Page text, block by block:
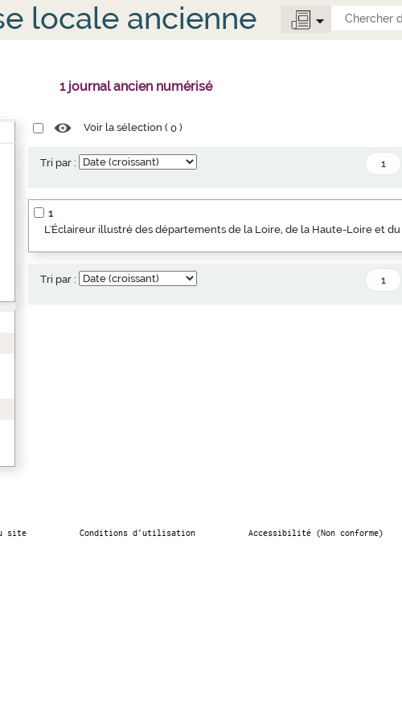
locale ancienne
1 journal ancien numérisé
Voir la sélection (0 )
Tri par :
1
L'Éclaireur illustré des départements de la Loire, de la Haute-Loire et du
Tri par :
site Conditions d’utilisation Accessibilité (Non conforme)